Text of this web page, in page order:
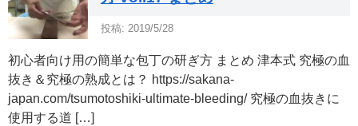
投稿: 2019/5/28
初心者向け用の簡単な包丁の研ぎ方 まとめ 津本式 究極の血
抜き＆究極の熟成とは？ https://sakana-
japan.com/tsumotoshiki-ultimate-bleeding/ 究極の血抜きに
使用する道 […]